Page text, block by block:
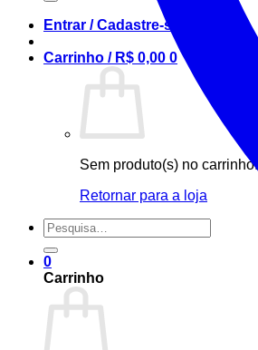
Entrar / Cadastre-se
Carrinho / R$ 0,00 0
Sem produto(s) no carrinho.
Retornar para a loja
Pesquisar
por:
0
Carrinho